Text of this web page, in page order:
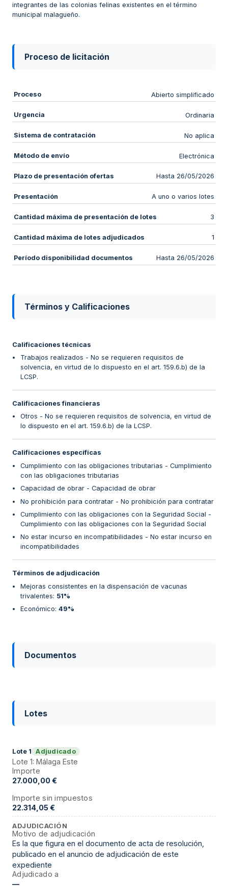
integrantes de las colonias felinas existentes en el término
municipal malagueño.
Proceso de licitación
Proceso Abierto simplificado
Urgencia Ordinaria
Sistema de contratación No aplica
Método de envío Electrónica
Plazo de presentación ofertas Hasta 26/05/2026
Presentación A uno o varios lotes
Cantidad máxima de presentación de lotes 3
Cantidad máxima de lotes adjudicados 1
Período disponibilidad documentos Hasta 26/05/2026
Términos y Calificaciones
Calificaciones técnicas
Trabajos realizados - No se requieren requisitos de
solvencia, en virtud de lo dispuesto en el art. 159.6.b) de la
LCSP.
Calificaciones financieras
Otros - No se requieren requisitos de solvencia, en virtud de
lo dispuesto en el art. 159.6.b) de la LCSP.
Calificaciones específicas
Cumplimiento con las obligaciones tributarias - Cumplimiento
con las obligaciones tributarias
Capacidad de obrar - Capacidad de obrar
No prohibición para contratar - No prohibición para contratar
Cumplimiento con las obligaciones con la Seguridad Social -
Cumplimiento con las obligaciones con la Seguridad Social
No estar incurso en incompatibilidades - No estar incurso en
incompatibilidades
Términos de adjudicación
Mejoras consistentes en la dispensación de vacunas
trivalentes: 51%
Económico: 49%
Documentos
Lotes
Lote 1 Adjudicado
Lote 1: Málaga Este
Importe
27.000,00 €
Importe sin impuestos
22.314,05 €
ADJUDICACIÓN
Motivo de adjudicación
Es la que figura en el documento de acta de resolución,
publicado en el anuncio de adjudicación de este
expediente
Adjudicado a
—